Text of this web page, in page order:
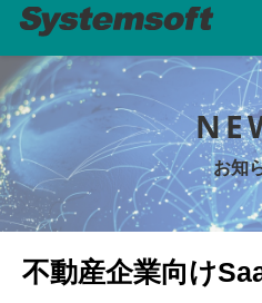
お知
不動産企業向け